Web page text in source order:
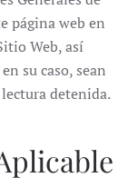
página web en
Web, así
su caso, sean
detenida.